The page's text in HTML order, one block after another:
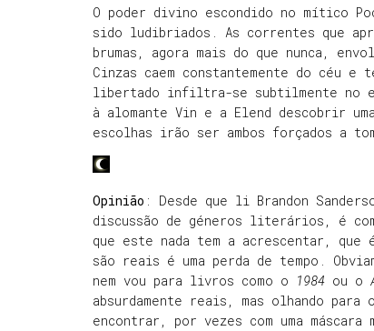
O poder divino escondido no mítico
sido ludibriados. As correntes que
brumas, agora mais do que nunca,
Cinzas caem constantemente do céu
libertado infiltra-se subtilmente no
à alomante Vin e a Elend descobrir
escolhas irão ser ambos forçados a
Opinião : Desde que li Brandon
discussão de géneros literários, é
que este nada tem a acrescentar,
são reais é uma perda de tempo.
nem vou para livros como o 1984 ou o
absurdamente reais, mas olhando para
encontrar, por vezes com uma